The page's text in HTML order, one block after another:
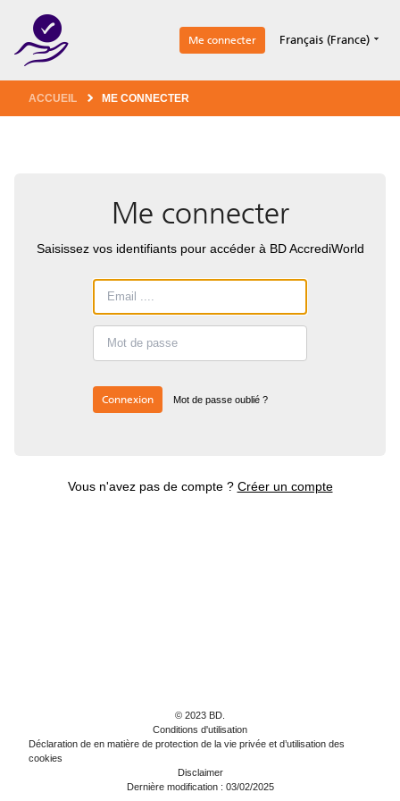
Me connecter Français (France)
ACCUEIL ME CONNECTER
Me connecter
Saisissez vos identifiants pour accéder à BD AccrediWorld
Connexion Mot de passe oublié ?
Vous n'avez pas de compte ? Créer un compte
© 2023 BD.
Conditions d'utilisation
Déclaration de en matière de protection de la vie privée et d’utilisation des
cookies
Disclaimer
Dernière modification : 03/02/2025